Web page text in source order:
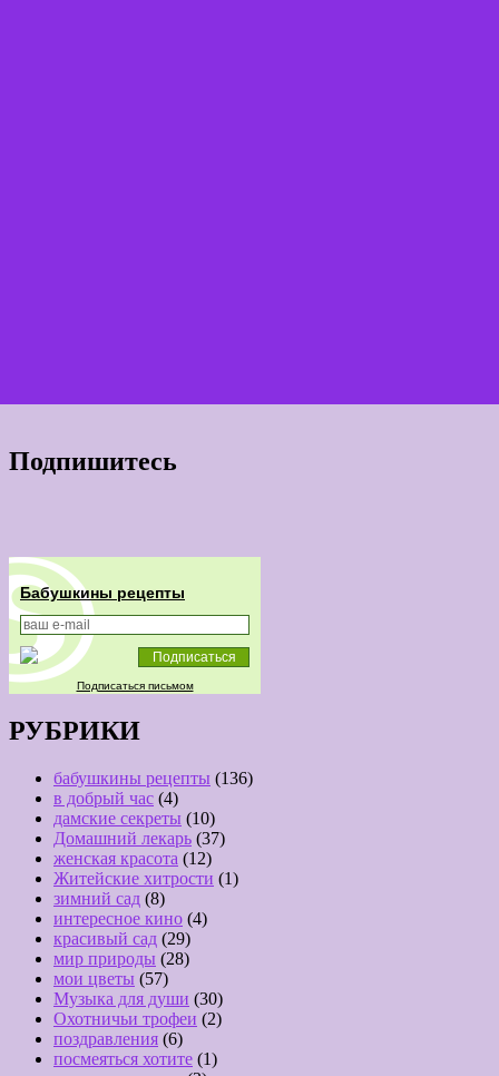
Подпишитесь
Бабушкины рецепты
Подписаться письмом
РУБРИКИ
бабушкины рецепты (136)
в добрый час (4)
дамские секреты (10)
Домашний лекарь (37)
женская красота (12)
Житейские хитрости (1)
зимний сад (8)
интересное кино (4)
красивый сад (29)
мир природы (28)
мои цветы (57)
Музыка для души (30)
Охотничьи трофеи (2)
поздравления (6)
посмеяться хотите (1)